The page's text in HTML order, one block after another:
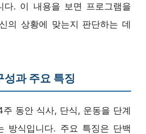
다. 이 내용을 보면 프로그램을
의 상황에 맞는지 판단하는 데
성과 주요 특징
동안 식사, 단식, 운동을 단계
방식입니다. 주요 특징은 단백